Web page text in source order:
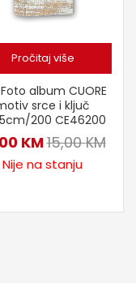
Pročitaj više
Foto album CUORE
srce i ključ
200 CE46200
KM15,00KM
Nije na stanju